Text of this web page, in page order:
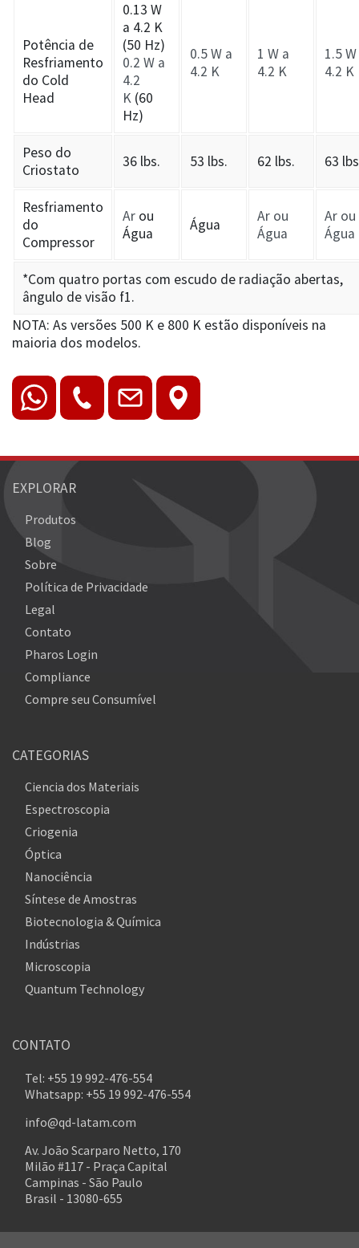
Potência de
Resfriamento
do Cold
Head
0.13 W
a 4.2 K
(50 Hz)
0.2 W a
4.2
K (60
Hz)
0.5 W a
4.2 K
1 W a
4.2 K
1.5
4.2 K
Peso do
Criostato
36 lbs. 53 lbs. 62 lbs. 63
Resfriamento
do
Compressor
Ar ou
Água
Água
Ar ou
Água
Ar ou
Água
*Com quatro portas com escudo de radiação abertas,
ângulo de visão f1.
NOTA: As versões 500 K e 800 K estão disponíveis na
maioria dos modelos.
EXPLORAR
Produtos
Blog
Sobre
Política de Privacidade
Legal
Contato
Pharos Login
Compliance
Compre seu Consumível
CATEGORIAS
Ciencia dos Materiais
Espectroscopia
Criogenia
Óptica
Nanociência
Síntese de Amostras
Biotecnologia & Química
Indústrias
Microscopia
Quantum Technology
CONTATO
Tel: +55 19 992-476-554
Whatsapp: +55 19 992-476-554
info@qd-latam.com
Av. João Scarparo Netto, 170
Milão #117 - Praça Capital
Campinas - São Paulo
Brasil - 13080-655